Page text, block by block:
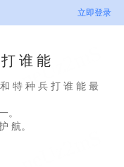
立即登录
谁 能
特 种 兵 打 谁 能 最
。
航。